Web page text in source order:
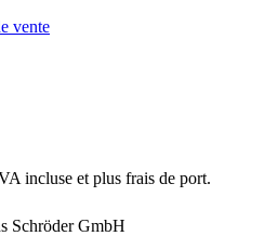
vente
incluse et plus frais de port.
Schröder GmbH